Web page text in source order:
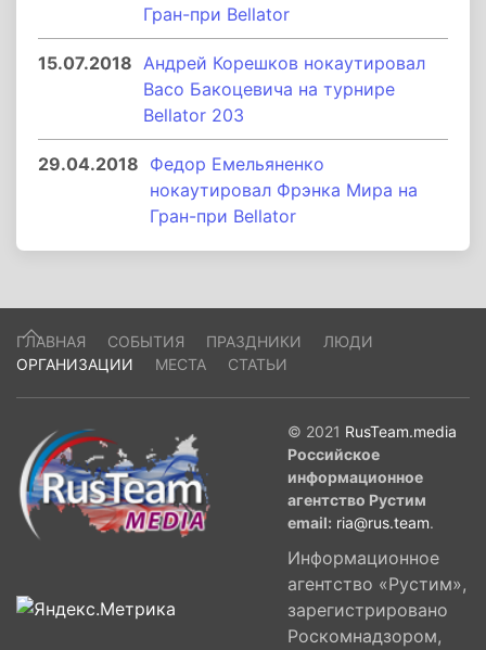
Гран-при Bellator
15.07.2018 Андрей Корешков нокаутировал
Васо Бакоцевича на турнире
Bellator 203
29.04.2018 Федор Емельяненко
нокаутировал Фрэнка Мира на
Гран-при Bellator
ГЛАВНАЯ СОБЫТИЯ ПРАЗДНИКИ
ЛЮДИ
ОРГАНИЗАЦИИ
МЕСТА СТАТЬИ
© 2021 RusTeam.media
Российское
информационное
агентство Рустим
email: ria@rus.team.
Информационное
агентство «Рустим»,
зарегистрировано
Роскомнадзором,